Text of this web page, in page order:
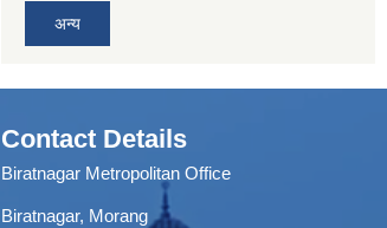
अन्य
Contact Details
Biratnagar Metropolitan Office
Biratnagar, Morang